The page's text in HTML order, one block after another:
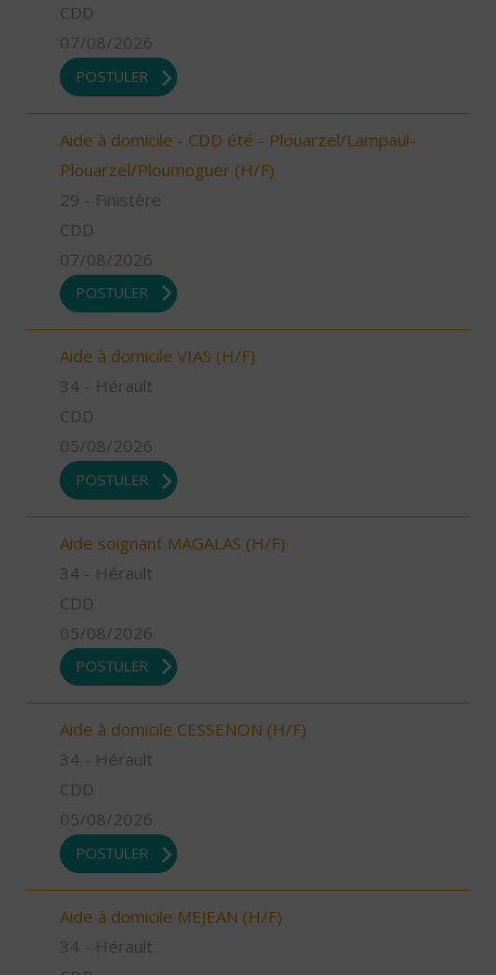
CDD
07/08/2026
POSTULER
Aide à domicile - CDD été - Plouarzel/Lampaul-
Plouarzel/Ploumoguer (H/F)
29 - Finistère
CDD
07/08/2026
POSTULER
Aide à domicile VIAS (H/F)
34 - Hérault
CDD
05/08/2026
POSTULER
Aide soignant MAGALAS (H/F)
34 - Hérault
CDD
05/08/2026
POSTULER
Aide à domicile CESSENON (H/F)
34 - Hérault
CDD
05/08/2026
POSTULER
Aide à domicile MEJEAN (H/F)
34 - Hérault